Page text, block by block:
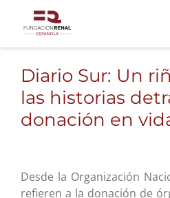
contenido
Diario Sur: Un
las historias
donación en
Desde la Organización
refieren a la donación de